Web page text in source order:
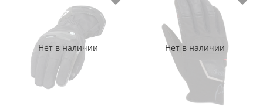
Нет в наличии Нет в наличии